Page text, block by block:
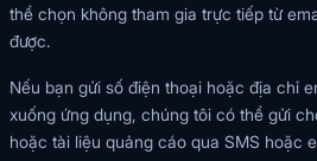
thể chọn không tham gia trực tiếp từ
được.
Nếu bạn gửi số điện thoại hoặc địa chỉ
xuống ứng dụng, chúng tôi có thể gửi
hoặc tài liệu quảng cáo qua SMS hoặc